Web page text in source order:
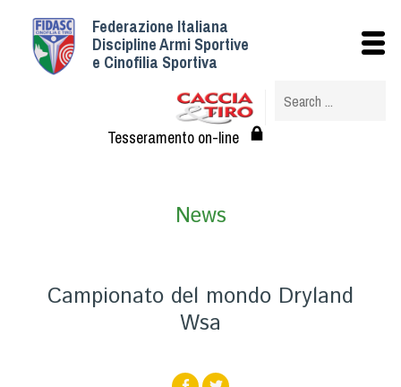
Federazione Italiana
Discipline Armi Sportive
e Cinofilia Sportiva
Tesseramento on-line
News
Campionato del mondo Dryland
Wsa
Istituzionale
Struttura
Albo Veterinari federali
Statuto e Regolamenti
Assicurazione
Convenzioni
Tesserati